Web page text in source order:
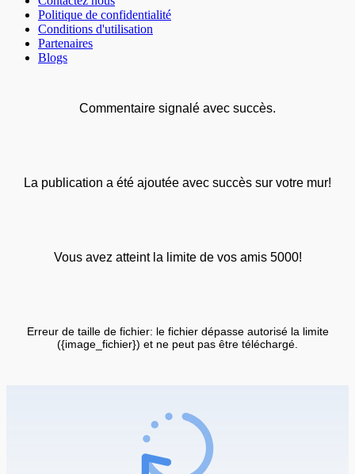
Politique de confidentialité
Conditions d'utilisation
Partenaires
Blogs
Commentaire signalé avec succès.
La publication a été ajoutée avec succès sur votre mur!
Vous avez atteint la limite de vos amis 5000!
Erreur de taille de fichier: le fichier dépasse autorisé la limite
({image_fichier}) et ne peut pas être téléchargé.